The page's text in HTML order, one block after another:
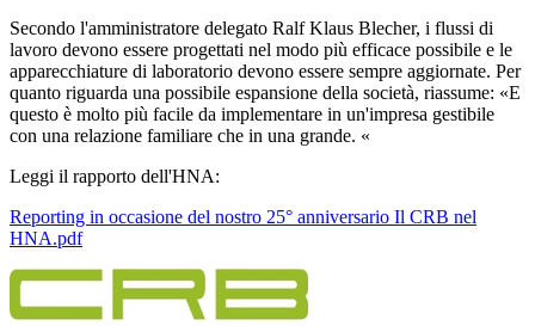
Secondo l'amministratore delegato Ralf Klaus Blecher, i flussi di
lavoro devono essere progettati nel modo più efficace possibile e le
apparecchiature di laboratorio devono essere sempre aggiornate. Per
quanto riguarda una possibile espansione della società, riassume: «E
questo è molto più facile da implementare in un'impresa gestibile
con una relazione familiare che in una grande. «
Leggi il rapporto dell'HNA:
Reporting in occasione del nostro 25° anniversario Il CRB nel
HNA.pdf